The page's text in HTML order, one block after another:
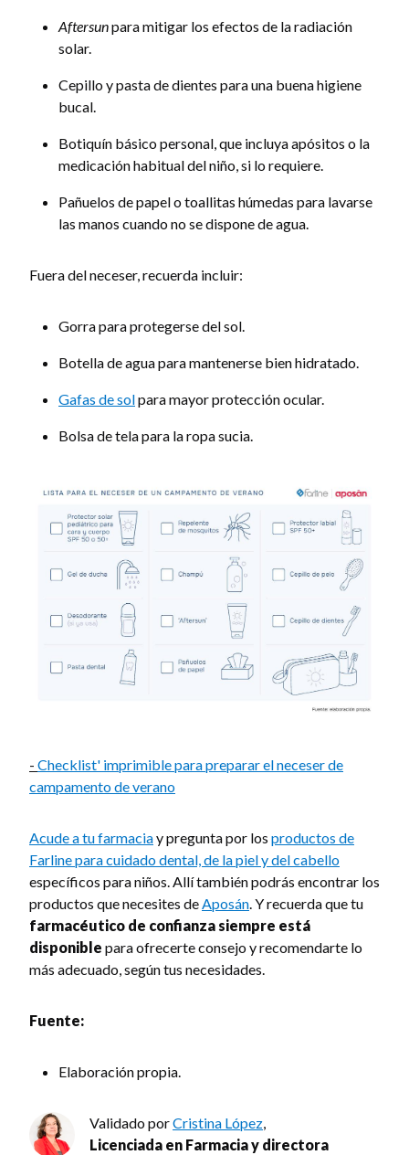
Aftersunpara mitigar los efectos de la radiación
solar.
Cepillo y pasta de dientes para una buena higiene
bucal.
Botiquín básico personal, que incluya apósitos o la
medicación habitual del niño, si lo requiere.
Pañuelos de papel o toallitas húmedas para lavarse
las manos cuando no se dispone de agua.
Fuera del neceser, recuerda incluir:
Gorra para protegerse del sol.
Botella de agua para mantenerse bien hidratado.
Gafas de solpara mayor protección ocular.
Bolsa de tela para la ropa sucia.
- Checklist' imprimible para preparar el neceser de
campamento de verano
Acude a tu farmaciay pregunta por los productos de
Farline para cuidado dental, de la piel y del cabello
específicos para niños. Allí también podrás encontrar los
productos que necesites deAposán. Y recuerda que tu
farmacéutico de confianza siempre está
disponible para ofrecerte consejo y recomendarte lo
más adecuado, según tus necesidades.
Fuente:
Elaboración propia.
Validado porCristina López,
Licenciada en Farmacia y directora